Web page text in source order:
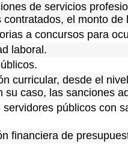
de servicios
el monto
a concursos para
laboral.
curricular, desde el
su caso, las sanciones
públicos con
financiera de